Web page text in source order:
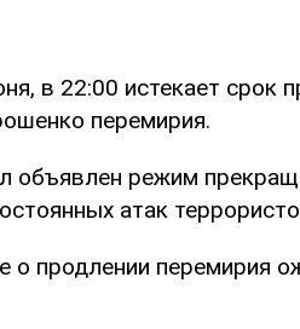
в 22:00 истекает срок
перемирия.
объявлен режим
атак
продлении перемирия